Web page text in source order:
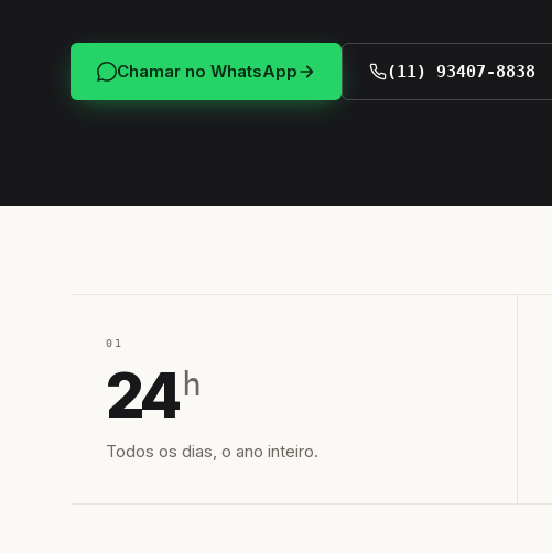
Chamar no WhatsApp (11) 93407-8838
01
24 h
Todos os dias, o ano inteiro.